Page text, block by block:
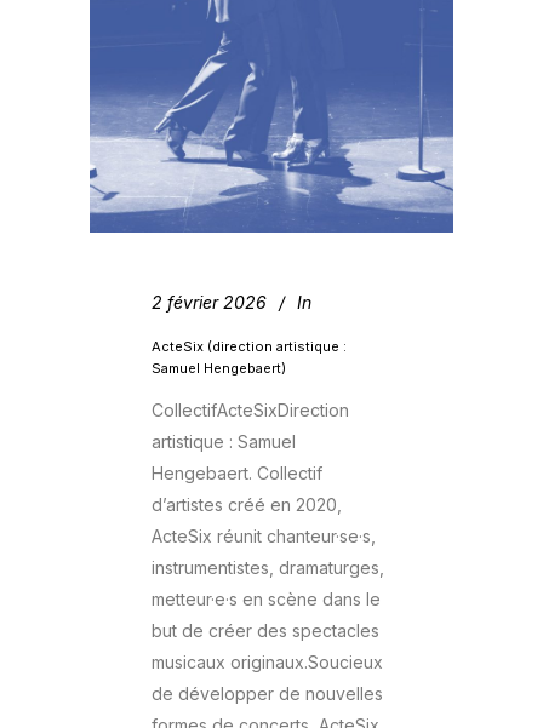
2 février 2026 In
ActeSix (direction artistique :
Samuel Hengebaert)
CollectifActeSixDirection
artistique : Samuel
Hengebaert​. Collectif
d’artistes créé en 2020,
ActeSix réunit chanteur·se·s,
instrumentistes, dramaturges,
metteur·e·s en scène dans le
but de créer des spectacles
musicaux originaux.Soucieux
de développer de nouvelles